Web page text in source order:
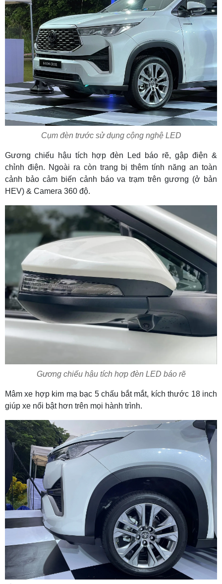
Cụm đèn trước sử dụng cộng nghệ LED
Gương chiếu hậu tích hợp đèn Led báo rẽ, gập điện &
chỉnh điện. Ngoài ra còn trang bị thêm tính năng an toàn
cảnh bảo cảm biến cảnh báo va trạm trên gương (ở bản
HEV) & Camera 360 độ.
Gương chiếu hậu tích hợp đèn LED báo rẽ
Mâm xe hợp kim mạ bạc 5 chấu bắt mắt, kích thước 18 inch
giúp xe nổi bật hơn trên mọi hành trình.